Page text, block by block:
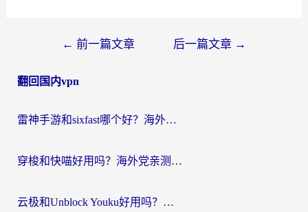
导
← 前一篇文章 后一篇文章 →
翻回国内vpn
雷神手游和sixfast哪个好？海外党亲测3款回国加速器，教你选对不踩坑
穿梭和快喵好用吗？海外党亲测：小众加速器对比+番茄加速器深度体验
云极和Unblock Youku好用吗？海外党亲测+2026回国加速器避坑指南